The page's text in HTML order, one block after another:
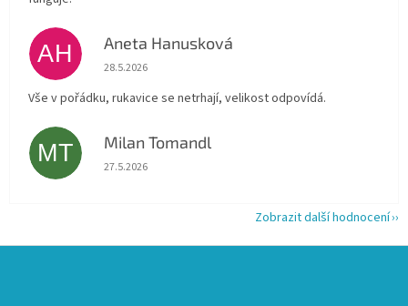
AH Aneta Hanusková
Hodnocení obchodu je 5 z 5 hvězdiček.
28.5.2026
Vše v pořádku, rukavice se netrhají, velikost odpovídá.
MT Milan Tomandl
Hodnocení obchodu je 5 z 5 hvězdiček.
27.5.2026
Zobrazit další hodnocení